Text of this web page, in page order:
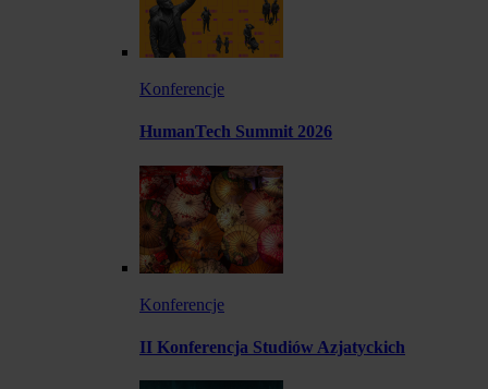
Konferencje
HumanTech Summit 2026
Konferencje
II Konferencja Studiów Azjatyckich